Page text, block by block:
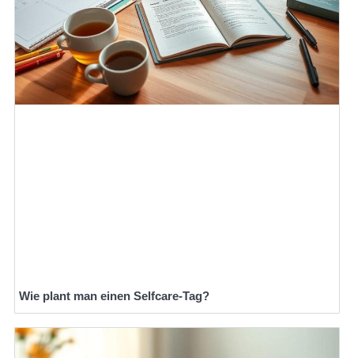
Wie plant man einen Selfcare-Tag?